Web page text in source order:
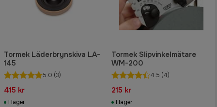
Tormek Läderbrynskiva LA-
145
5.0 (3)
415 kr
I lager
Tormek Slipvinkelmätare
WM-200
4.5 (4)
215 kr
I lager